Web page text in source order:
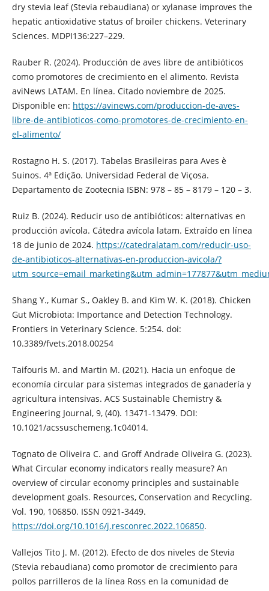
dry stevia leaf (Stevia rebaudiana) or xylanase improves the
hepatic antioxidative status of broiler chickens. Veterinary
Sciences. MDPI136:227–229.
Rauber R. (2024). Producción de aves libre de antibióticos
como promotores de crecimiento en el alimento. Revista
aviNews LATAM. En línea. Citado noviembre de 2025.
Disponible en: https://avinews.com/produccion-de-aves-
libre-de-antibioticos-como-promotores-de-crecimiento-en-
el-alimento/
Rostagno H. S. (2017). Tabelas Brasileiras para Aves è
Suinos. 4ª Edição. Universidad Federal de Viçosa.
Departamento de Zootecnia ISBN: 978 – 85 – 8179 – 120 – 3.
Ruiz B. (2024). Reducir uso de antibióticos: alternativas en
producción avícola. Cátedra avícola latam. Extraído en línea
18 de junio de 2024. https://catedralatam.com/reducir-uso-
de-antibioticos-alternativas-en-produccion-avicola/?
Shang Y., Kumar S., Oakley B. and Kim W. K. (2018). Chicken
Gut Microbiota: Importance and Detection Technology.
Frontiers in Veterinary Science. 5:254. doi:
10.3389/fvets.2018.00254
Taifouris M. and Martin M. (2021). Hacia un enfoque de
economía circular para sistemas integrados de ganadería y
agricultura intensivas. ACS Sustainable Chemistry &
Engineering Journal, 9, (40). 13471-13479. DOI:
10.1021/acssuschemeng.1c04014.
Tognato de Oliveira C. and Groff Andrade Oliveira G. (2023).
What Circular economy indicators really measure? An
overview of circular economy principles and sustainable
development goals. Resources, Conservation and Recycling.
Vol. 190, 106850. ISSN 0921-3449.
https://doi.org/10.1016/j.resconrec.2022.106850.
Vallejos Tito J. M. (2012). Efecto de dos niveles de Stevia
(Stevia rebaudiana) como promotor de crecimiento para
pollos parrilleros de la línea Ross en la comunidad de